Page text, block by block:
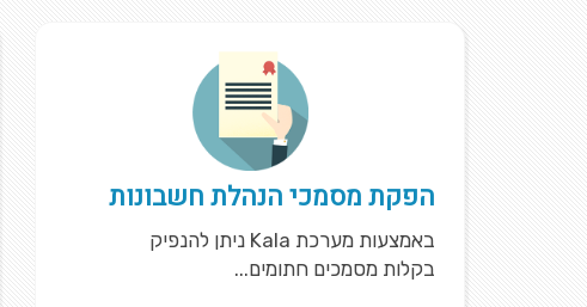
הפקת מסמכי הנהלת חשבונות
באמצעות מערכת Kala ניתן להנפיק
בקלות מסמכים חתומים...